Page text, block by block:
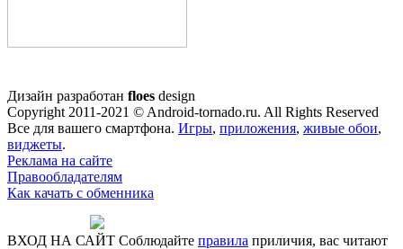
Дизайн разработан floes design
Copyright 2011-2021 © Android-tornado.ru. All Rights Reserved
Все для вашего смартфона. Игры, приложения, живые обои,
виджеты.
Реклама на сайте
Правообладателям
Как качать с обменника
ВХОД НА САЙТ Соблюдайте правила приличия, вас читают